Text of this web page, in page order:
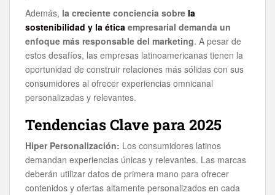
Además, la creciente conciencia sobre la
sostenibilidad y la ética empresarial demanda un
enfoque más responsable del marketing. A pesar de
estos desafíos, las empresas latinoamericanas tienen la
oportunidad de construir relaciones más sólidas con sus
consumidores al ofrecer experiencias omnicanal
personalizadas y relevantes.
Tendencias Clave para 2025
Hiper Personalización: Los consumidores latinos
demandan experiencias únicas y relevantes. Las marcas
deberán utilizar datos de primera mano para ofrecer
contenidos y ofertas altamente personalizados en cada